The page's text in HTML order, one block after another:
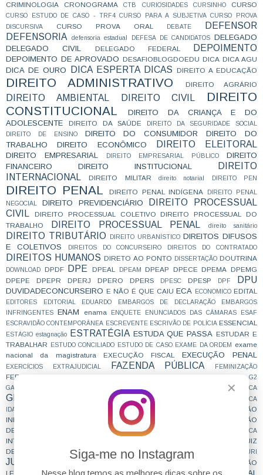
✕
Siga-me no Instagram
Nesse blog temos as melhores dicas sobre os
CRIMINOLOGIA CRONOGRAMA CTB CURIOSIDADES CURSINHO CURSO
CURSO ESTUDO DE CASO - TRF4 CURSO PARA A SUBJETIVA
CURSO PROVA
DISCURSIVA
CURSO PROVA ORAL DEBATE
DEFENSOR
DEFENSORIA
defensoria estadual DEFESA DE CANDIDATOS
DELEGADO
DELEGADO CIVIL
DELEGADO FEDERAL DEPOIMENTO
DEPOIMENTO DE APROVADO DESAFIOBLOGDOEDU DICA DICA AGU
DICA DE OURO DICA ESPERTA DICAS DIREITO A EDUCAÇÃO
DIREITO ADMINISTRATIVO DIREITO AGRÁRIO
DIREITO AMBIENTAL DIREITO CIVIL
DIREITO
CONSTITUCIONAL
DIREITO DA CRIANÇA E DO
ADOLESCENTE
DIREITO DA SAÚDE
DIREITO DA SEGURIDADE SOCIAL
DIREITO DE ENSINO
DIREITO DO CONSUMIDOR
DIREITO DO
TRABALHO
DIREITO ECONÔMICO DIREITO ELEITORAL
DIREITO EMPRESARIAL DIREITO EMPRESARIAL PÚBLICO
DIREITO
FINANCEIRO
DIREITO INSTITUCIONAL
DIREITO
INTERNACIONAL
DIREITO MILITAR direito notarial DIREITO PEN
DIREITO PENAL DIREITO PENAL INDÍGENA
DIREITO PENAL
NEGOCIAL
DIREITO PREVIDENCIÁRIO
DIREITO PROCESSUAL
CIVIL
DIREITO PROCESSUAL COLETIVO
DIREITO PROCESSUAL DO
TRABALHO
DIREITO PROCESSUAL PENAL direito sanitário
DIREITO TRIBUTÁRIO DIREITO URBANÍSTICO DIREITOS DIFUSOS
E COLETIVOS
DIREITOS DO CONCURSEIRO DIREITOS DO CONTRATADO
DIREITOS HUMANOS DIRETO AO PONTO DISSERTAÇÃO DOUTRINA
DOWNLOAD DPDF DPE DPEAL DPEAM DPEAP DPECE DPEMA DPEMG
DPEPE
DPEPR DPERJ DPERO DPERS DPESC DPESP DPF DPU
DUVIDADECONCURSEIRO E NÃO É QUE CAIU ECA ECONOMICO EDITAL
EDITORES EDITORIAL EDUARDO EMBARGOS DE DECLARAÇÃO
EMBARGOS
INFRINGENTES
ENAM enama ENQUETE ENUNCIADOS DAS CÂMARAS
ESAF
ESCRAVIDÃO CONTEMPORÂNEA ESCREVENTE ESCRIVÃO DE POLÍCIA ESSENCIAL
ESTÁGIO estagnação ESTRATÉGIA ESTUDA QUE PASSA ESTUDAR E
TRABALHAR
ESTUDO CONCILIADO ESTUDO DE CASO EXAME DA ORDEM
exame
nacional da magistratura
EXECUÇÃO FISCAL EXECUÇÃO PENAL
EXERCÍCIOS EXTRAJUDICIAL FAZENDA PÚBLICA FEMINIZAÇÃO
FERIADO
G2
GABARITANDO
GRAMÁTICA
GRANDES JULGAMENTOS GRUPO 1
HUMANÍSTICA
IDADE
IMPROBIDADE ADMINISTRATIVA
INDICAÇÃO
INFORMAÇÃO
INFORMATIVOS INQUÉRITO POLICIAL
INSCRIÇÃO
DEFINITIVA
INSS INSTAGRAM INTERCEPTAÇÃO TELEFÔNICA
INTERNACIONAL
JUIZ
DE DIREITO
JUIZ ESTADUAL JUIZ FEDERAL JUIZADO ESPECIAL JURI
JURISPRUDENCIA JURISPRUDÊNCIA EM TESES
LEGISLAÇÃO
LEGISLAÇÃO INTERNACIONAL
LEGISLAÇÃO PENAL ESPECIAL